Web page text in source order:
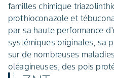
familles chimique
prothioconazole et
par sa haute performance
systémiques originales, sa
sur de nombreuses
oléagineuses, des pois